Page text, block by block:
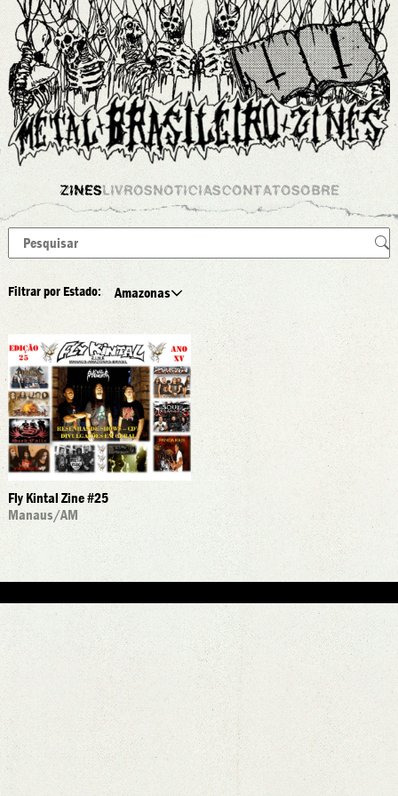
ZINESLIVROSNOTICIASCONTATOSOBRE
Filtrar por Estado: Amazonas
Fly Kintal Zine #25
Manaus/AM